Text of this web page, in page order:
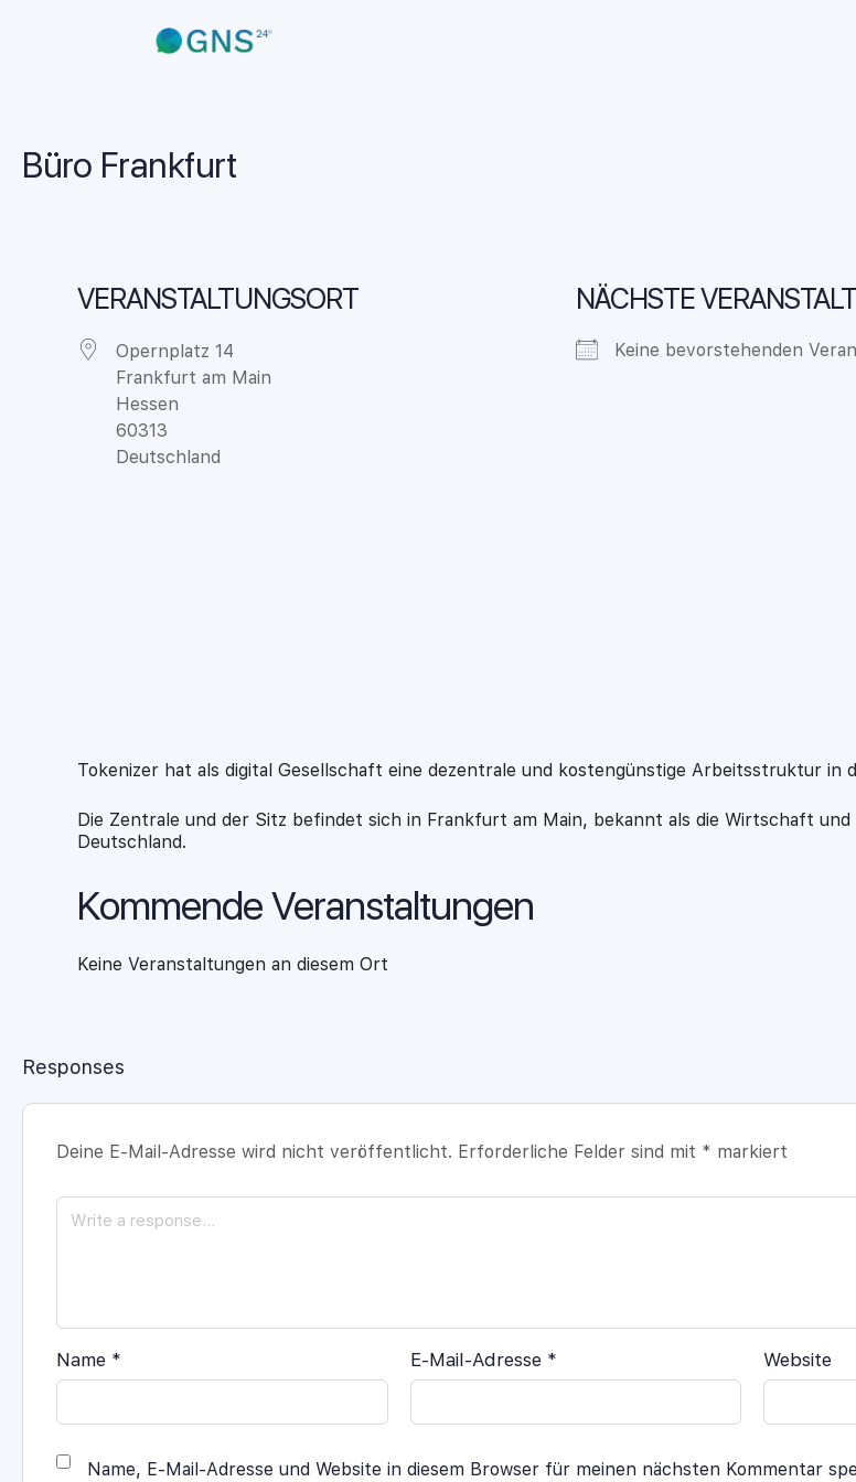
Büro Frankfurt
VERANSTALTUNGSORT
Opernplatz 14
Frankfurt am Main
Hessen
60313
Deutschland
NÄCHSTE
Keine bevorstehenden
Tokenizer hat als digital Gesellschaft eine dezentrale und kostengünstige Arbeitsstruktur in
Die Zentrale und der Sitz befindet sich in Frankfurt am Main, bekannt als die Wirtschaft und
Deutschland.
Kommende Veranstaltungen
Keine Veranstaltungen an diesem Ort
Responses
Deine E-Mail-Adresse wird nicht veröffentlicht. Erforderliche Felder sind mit * markiert
Name * E-Mail-Adresse * Website
Name, E-Mail-Adresse und Website in diesem Browser für meinen nächsten Kommentar